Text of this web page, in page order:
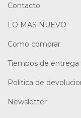
Contacto
LO MAS NUEVO
Como comprar
Tiempos de entrega
Politica de
Newsletter